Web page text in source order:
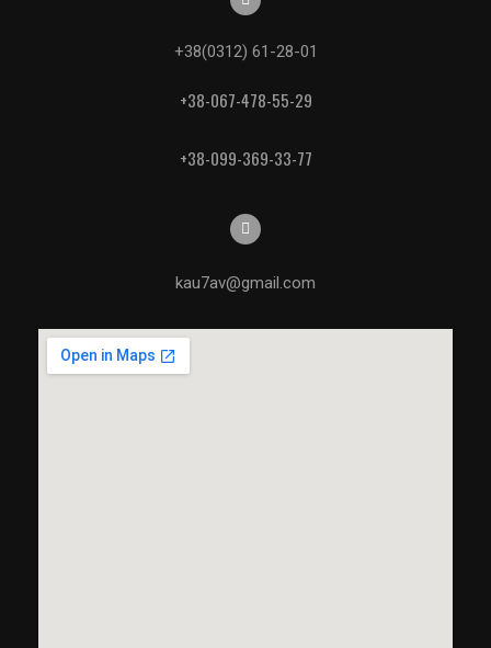
+38(0312) 61-28-01
+38-067-478-55-29
+38-099-369-33-77
kau7av@gmail.com